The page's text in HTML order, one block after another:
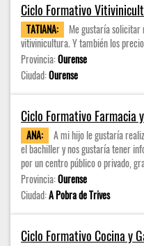
Ciclo Formativo
TATIANA:
Me gustaría
vitivinicultura. Y también los
Provincia:Ourense
Ciudad:Ourense
Ciclo Formativo Farmacia
ANA:
A mi hijo le gustaría
el bachiller y nos gustaría tener
por un centro público o privado,
Provincia:Ourense
Ciudad:A Pobra de Trives
Ciclo Formativo Cocina y